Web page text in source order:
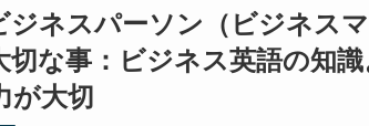
ジネスパーソン（ビジネス
切な事：ビジネス英語の知
が大切